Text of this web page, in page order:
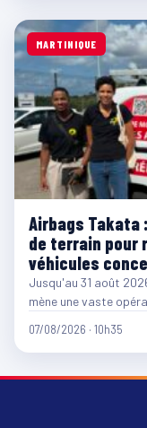
MARTINIQUE
Airbags Takata
de terrain pour
véhicules
Jusqu'au 31 août
mène une vaste
07/08/2026 · 10h35